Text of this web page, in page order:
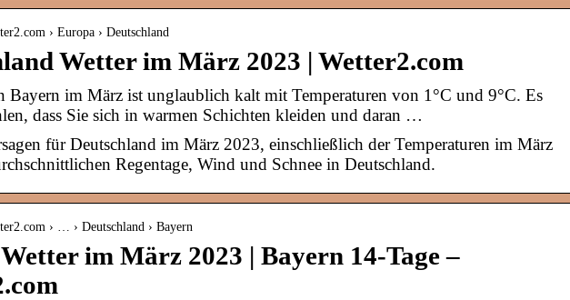
› Europa › Deutschland
Wetter im März 2023 | Wetter2.com
Bayern im März ist unglaublich kalt mit Temperaturen von 1°C und 9°C. Es
dass Sie sich in warmen Schichten kleiden und daran …
für Deutschland im März 2023, einschließlich der Temperaturen im März
Regentage, Wind und Schnee in Deutschland.
› … › Deutschland › Bayern
im März 2023 | Bayern 14-Tage –